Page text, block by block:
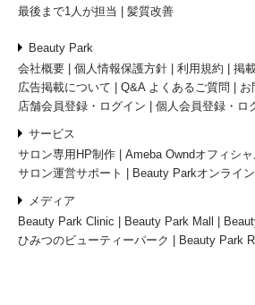
最後まで1人が担当
髪質改善
Beauty Park
会社概要
個人情報保護方針 利用規約
掲
広告掲載について
Q&A よくあるご質問
お
店舗会員登録・ログイン
個人会員登録・ロ
サービス
サロン専用HP制作
Ameba Owndオフィシ
サロン運営サポート
Beauty Parkオンライン
メディア
Beauty Park Clinic
Beauty Park Mall
ひみつのビューティーパーク
Beauty Park